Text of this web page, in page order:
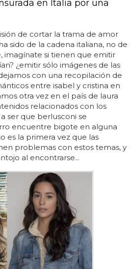
en Italia por una
de cortar la trama de amor
sido de la cadena italiana, no de
imagínate si tienen que emitir
¿emitir sólo imágenes de las
con una recopilación de
entre isabel y cristina en
otra vez en el país de laura
relacionados con los
ser que berlusconi se
encuentre bigote en alguna
es la primera vez que las
problemas con estos temas, y
al encontrarse...